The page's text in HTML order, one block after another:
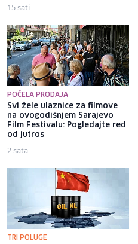
15 sati
POČELA PRODAJA
Svi žele ulaznice za filmove
na ovogodišnjem Sarajevo
Film Festivalu: Pogledajte red
od jutros
2 sata
TRI POLUGE